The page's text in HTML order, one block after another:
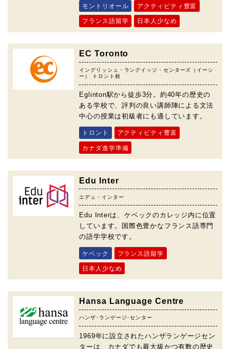
モントリオール アクティビティ豊富
フランス語留学 日本人少なめ
EC Toronto
イングリッシュ・ラングイッジ・センターズ（イーシ
ー） トロント校
Eglinton駅から徒歩3分。約40年の歴史の
ある学校で、評判の良い講師陣による文法
中心の授業は初級者にも適しています。
トロント アクティビティ豊富
カナダ進学準備
Edu Inter
エデュ・インター
Edu Interは、ケベックのカレッジ内に位置
しています。国際色豊かなフランス語専門
の語学学校です。
ケベック フランス語留学
日本人少なめ
Hansa Language Centre
ハンザ･ランゲージ･センター
1969年に設立されたハンザランゲージセン
ターは、カナダでも最大級かつ有数の歴史